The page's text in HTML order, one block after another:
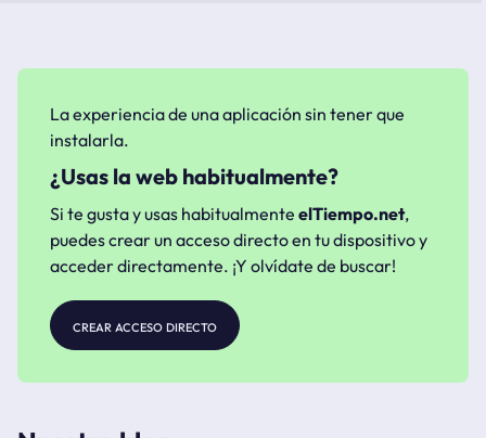
La experiencia de una aplicación sin tener que
instalarla.
¿Usas la web habitualmente?
Si te gusta y usas habitualmente elTiempo.net,
puedes crear un acceso directo en tu dispositivo y
acceder directamente. ¡Y olvídate de buscar!
crear acceso directo